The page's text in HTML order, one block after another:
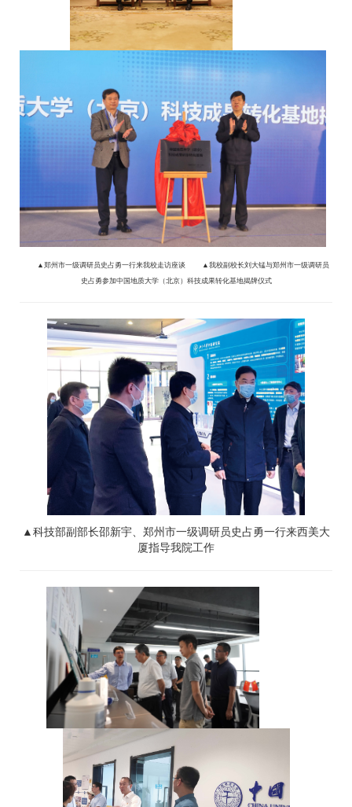
▲郑州市一级调研员史占勇一行来我校走访座谈 ▲我校副校长刘大锰与郑州市一级调研员
史占勇参加中国地质大学（北京）科技成果转化基地揭牌仪式
▲科技部副部长邵新宇、郑州市一级调研员史占勇一行来西美大
厦指导我院工作